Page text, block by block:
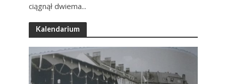
ciągnął dwiema...
Kalendarium